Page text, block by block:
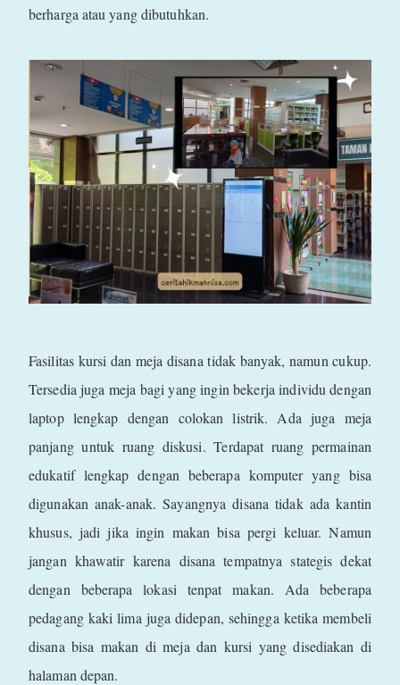
berharga atau yang dibutuhkan.
Fasilitas kursi dan meja disana tidak banyak, namun cukup.
Tersedia juga meja bagi yang ingin bekerja individu dengan
laptop lengkap dengan colokan listrik. Ada juga meja
panjang untuk ruang diskusi. Terdapat ruang permainan
edukatif lengkap dengan beberapa komputer yang bisa
digunakan anak-anak. Sayangnya disana tidak ada kantin
khusus, jadi jika ingin makan bisa pergi keluar. Namun
jangan khawatir karena disana tempatnya stategis dekat
dengan beberapa lokasi tenpat makan. Ada beberapa
pedagang kaki lima juga didepan, sehingga ketika membeli
disana bisa makan di meja dan kursi yang disediakan di
halaman depan.